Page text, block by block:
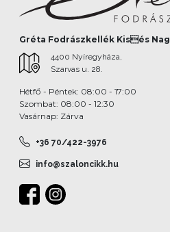
Gréta Fodrászkellék Kisés
4400 Nyíregyháza,
Szarvas u. 28.
Hétfő - Péntek: 08:00 - 17:00
Szombat: 08:00 - 12:30
Vasárnap: Zárva
+36 70/422-3976
info@szaloncikk.hu